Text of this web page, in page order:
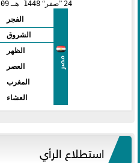
24
صفر 1448 هـ 09
مصر
الفجر
الشروق
الظهر
العصر
المغرب
العشاء
استطلاع الرأي